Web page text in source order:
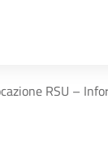
RSU –